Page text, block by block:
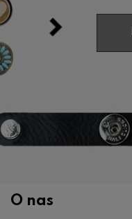
O nas